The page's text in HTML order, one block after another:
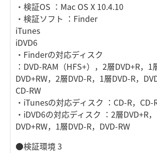
・検証OS ：Mac OS X 10.4.10
・検証ソフト ：Finder
iTunes
iDVD6
・Finderの対応ディスク
：DVD-RAM（HFS+），2層DVD+R，1
DVD+RW，2層DVD-R，1層DVD-R，
CD-RW
・iTunesの対応ディスク ：CD-R，CD-
・iDVD6の対応ディスク ：2層DVD+R，
DVD+RW，1層DVD-R，DVD-RW
●検証環境 3